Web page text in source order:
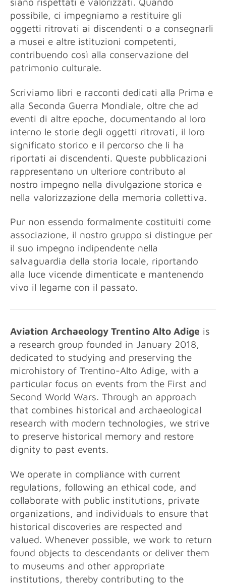
possibile, ci impegniamo a restituire gli
oggetti ritrovati ai discendenti o a consegnarli
a musei e altre istituzioni competenti,
contribuendo così alla conservazione del
patrimonio culturale.
Scriviamo libri e racconti dedicati alla Prima e
alla Seconda Guerra Mondiale, oltre che ad
eventi di altre epoche, documentando al loro
interno le storie degli oggetti ritrovati, il loro
significato storico e il percorso che li ha
riportati ai discendenti. Queste pubblicazioni
rappresentano un ulteriore contributo al
nostro impegno nella divulgazione storica e
nella valorizzazione della memoria collettiva.
Pur non essendo formalmente costituiti come
associazione, il nostro gruppo si distingue per
il suo impegno indipendente nella
salvaguardia della storia locale, riportando
alla luce vicende dimenticate e mantenendo
vivo il legame con il passato.
Aviation Archaeology Trentino Alto Adige is
a research group founded in January 2018,
dedicated to studying and preserving the
microhistory of Trentino-Alto Adige, with a
particular focus on events from the First and
Second World Wars. Through an approach
that combines historical and archaeological
research with modern technologies, we strive
to preserve historical memory and restore
dignity to past events.
We operate in compliance with current
regulations, following an ethical code, and
collaborate with public institutions, private
organizations, and individuals to ensure that
historical discoveries are respected and
valued. Whenever possible, we work to return
found objects to descendants or deliver them
to museums and other appropriate
institutions, thereby contributing to the